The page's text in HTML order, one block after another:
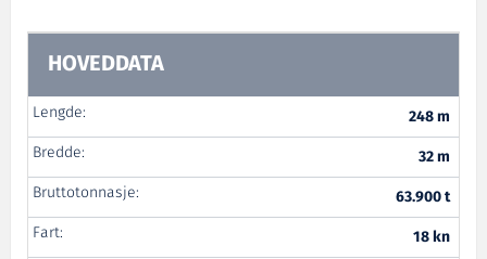
HOVEDDATA
Lengde:
248 m
Bredde:
32 m
Bruttotonnasje:
63.900 t
Fart:
18 kn